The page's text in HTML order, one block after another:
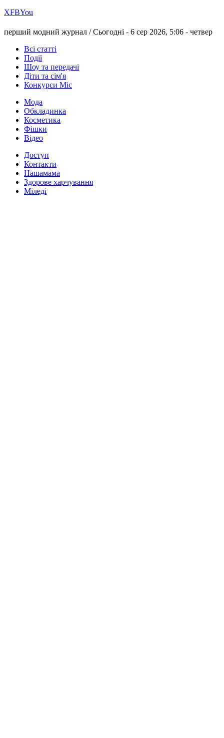
ХFBYou
перший модний журнал /Сьогодні - 6 сер 2026, 5:06 - четвер
Всі статті
Події
Шоу та передачі
Діти та сім'я
Конкурси Міс
Мода
Обкладинка
Косметика
Фішки
Відео
Доступ
Контакти
Нашамама
Здорове харчування
Міледі